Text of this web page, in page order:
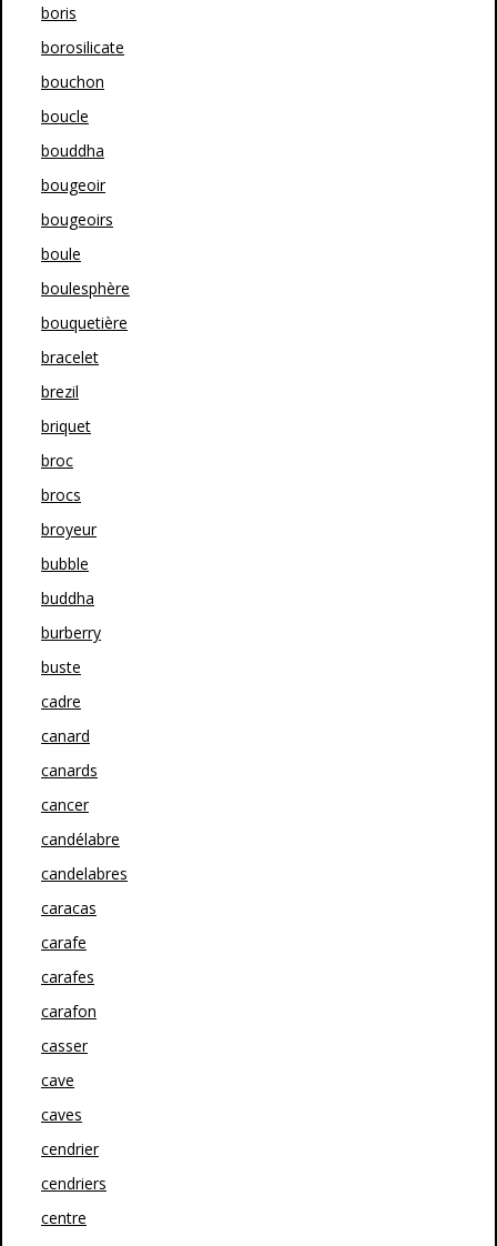
boris
borosilicate
bouchon
boucle
bouddha
bougeoir
bougeoirs
boule
boulesphère
bouquetière
bracelet
brezil
briquet
broc
brocs
broyeur
bubble
buddha
burberry
buste
cadre
canard
canards
cancer
candélabre
candelabres
caracas
carafe
carafes
carafon
casser
cave
caves
cendrier
cendriers
centre